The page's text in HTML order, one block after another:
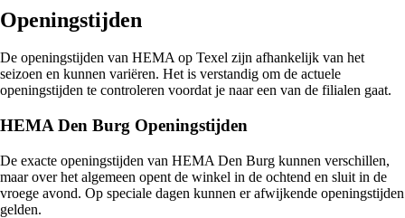
Openingstijden
De openingstijden van HEMA op Texel zijn afhankelijk van het
seizoen en kunnen variëren. Het is verstandig om de actuele
openingstijden te controleren voordat je naar een van de filialen gaat.
HEMA Den Burg Openingstijden
De exacte openingstijden van HEMA Den Burg kunnen verschillen,
maar over het algemeen opent de winkel in de ochtend en sluit in de
vroege avond. Op speciale dagen kunnen er afwijkende openingstijden
gelden.